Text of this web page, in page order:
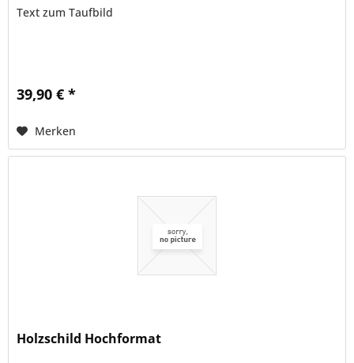
Text zum Taufbild
39,90 € *
Merken
Holzschild Hochformat